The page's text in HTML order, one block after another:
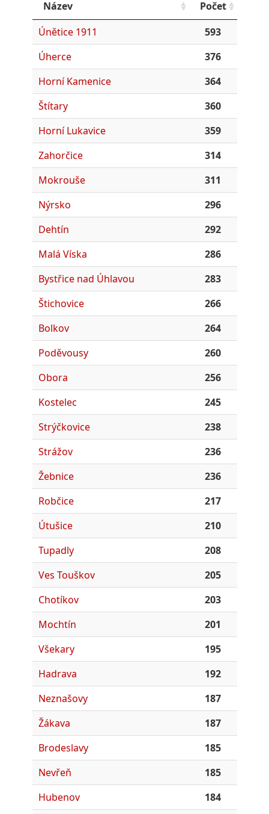
Název
Počet
Únětice 1911
593
Úherce
376
Horní Kamenice
364
Štítary
360
Horní Lukavice
359
Zahorčice
314
Mokrouše
311
Nýrsko
296
Dehtín
292
Malá Víska
286
Bystřice nad Úhlavou
283
Štichovice
266
Bolkov
264
Poděvousy
260
Obora
256
Kostelec
245
Strýčkovice
238
Strážov
236
Žebnice
236
Robčice
217
Útušice
210
Tupadly
208
Ves Touškov
205
Chotíkov
203
Mochtín
201
Všekary
195
Hadrava
192
Neznašovy
187
Žákava
187
Brodeslavy
185
Nevřeň
185
Hubenov
184